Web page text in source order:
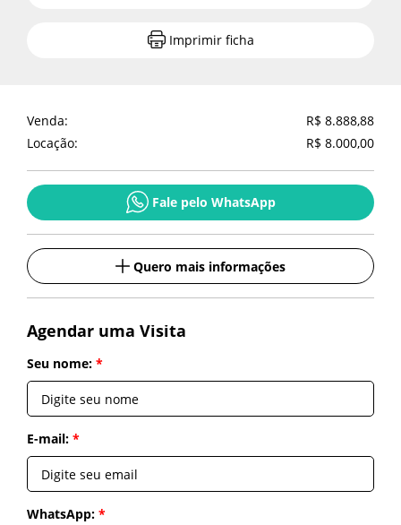
Imprimir ficha
Venda:
R$ 8.888,88
Locação:
R$ 8.000,00
Fale pelo WhatsApp
Fale pelo WhatsApp
Quero mais informações
Quero mais informações
Quero mais informações
Seu nome: *
E-mail: *
WhatsApp: *
Agendar uma Visita
Seu nome: *
E-mail: *
WhatsApp: *